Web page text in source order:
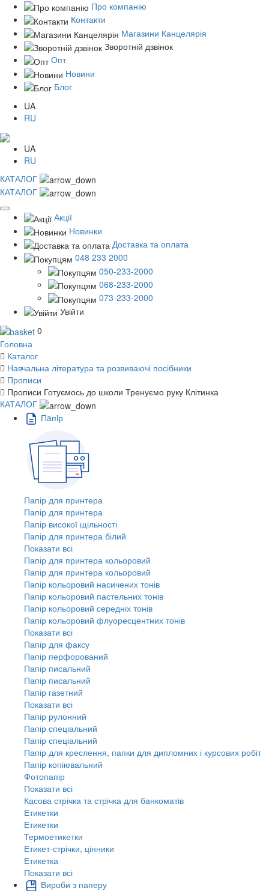
Про компанію
Контакти
Магазини Канцелярія
Зворотній дзвінок
Опт
Новини
Блог
UA
RU
UA
RU
КАТАЛОГ
КАТАЛОГ
Акції
Новинки
Доставка та оплата
048 233 2000
050-233-2000
068-233-2000
073-233-2000
Увійти
0
Головна
Каталог
Навчальна література та розвиваючі посібники
Прописи
Прописи Готуємось до школи Тренуємо руку Клітинка
КАТАЛОГ
Пaпiр
Папір для принтера
Папір для принтера
Папір високої щільності
Папір для принтера білий
Показати всі
Папір для принтера кольоровий
Папір для принтера кольоровий
Папір кольоровий насичених тонів
Папір кольоровий пастельних тонів
Папір кольоровий середніх тонів
Папір кольоровий флуоресцентних тонів
Показати всі
Папір для факсу
Папір перфорований
Папір писальний
Папір писальний
Папір газетний
Показати всі
Папір рулонний
Папір спеціальний
Папір спеціальний
Папір для креслення, папки для дипломних і курсових робіт
Папір копіювальний
Фотопапір
Показати всі
Касова стрічка та стрічка для банкоматів
Етикетки
Етикетки
Термоетикетки
Етикет-стрічки, цінники
Етикетка
Показати всі
Вироби з паперу